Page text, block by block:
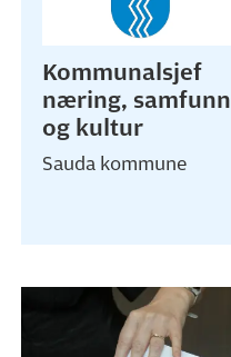
Kommunalsjef
næring, samfunn
og kultur
Sauda kommune